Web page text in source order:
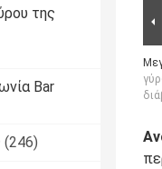
της
Bar
(246)